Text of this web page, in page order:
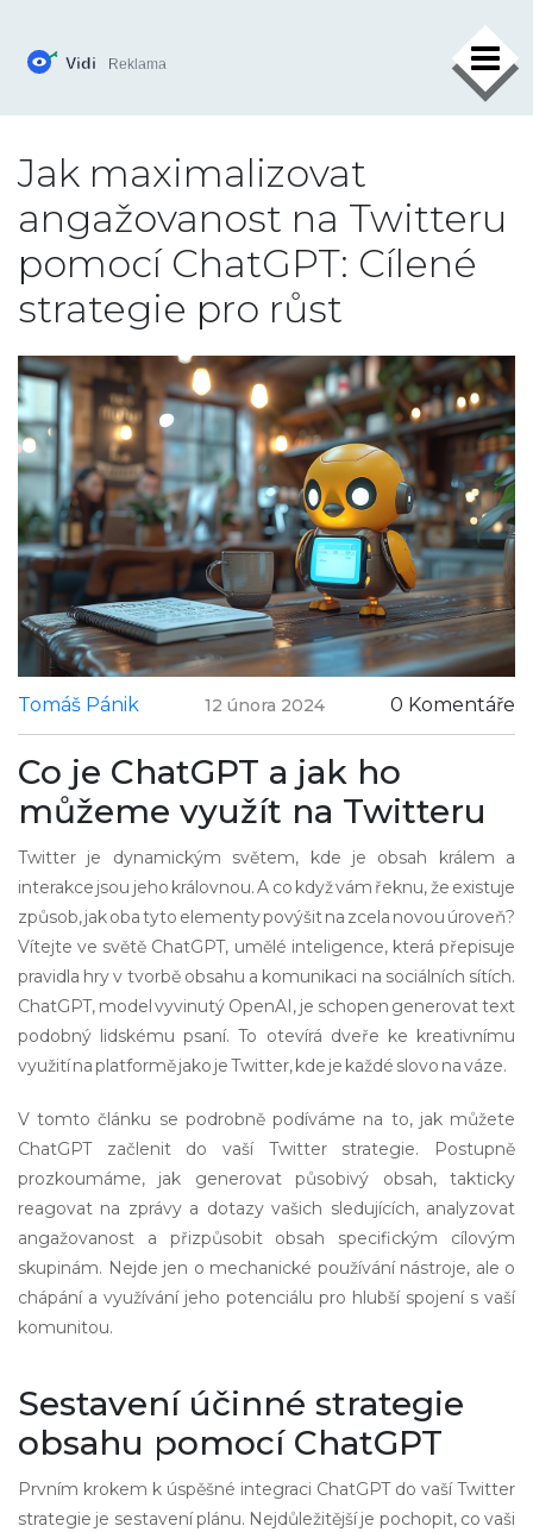
×
Jak maximalizovat
angažovanost na Twitteru
pomocí ChatGPT: Cílené
strategie pro růst
Tomáš Pánik 12 února 2024 0 Komentáře
Co je ChatGPT a jak ho
můžeme využít na Twitteru
Twitter je dynamickým světem, kde je obsah králem a
interakce jsou jeho královnou. A co když vám řeknu, že existuje
způsob, jak oba tyto elementy povýšit na zcela novou úroveň?
Vítejte ve světě ChatGPT, umělé inteligence, která přepisuje
pravidla hry v tvorbě obsahu a komunikaci na sociálních sítích.
ChatGPT, model vyvinutý OpenAI, je schopen generovat text
podobný lidskému psaní. To otevírá dveře ke kreativnímu
využití na platformě jako je Twitter, kde je každé slovo na váze.
V tomto článku se podrobně podíváme na to, jak můžete
ChatGPT začlenit do vaší Twitter strategie. Postupně
prozkoumáme, jak generovat působivý obsah, takticky
reagovat na zprávy a dotazy vašich sledujících, analyzovat
angažovanost a přizpůsobit obsah specifickým cílovým
skupinám. Nejde jen o mechanické používání nástroje, ale o
chápání a využívání jeho potenciálu pro hlubší spojení s vaší
komunitou.
Sestavení účinné strategie
obsahu pomocí ChatGPT
Prvním krokem k úspěšné integraci ChatGPT do vaší Twitter
strategie je sestavení plánu. Nejdůležitější je pochopit, co vaši